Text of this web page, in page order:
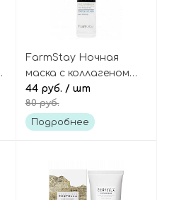
FarmStay Ночная
маска с коллагеном
(саше) Collagen
waterfull moist sleeping
pack
44 руб. / шт
80 руб.
Подробнее